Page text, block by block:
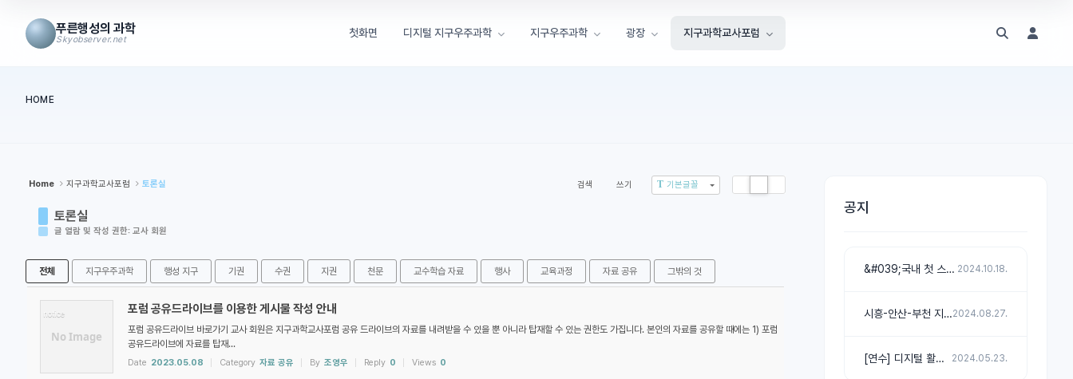
푸른행성의 과학
Skyobserver.net
첫화면 디지털 지구우주과학 지구우주과학 광장 지구과학교사포럼
HOME
공지
&#039;국내 첫 스테고사우르스 발자국 ... 2024.10.18.
시흥-안산-부천 지회 주관 『전곡항 및 ...2024.08.27.
[연수] 디지털 활용 수업 직무연수, 202... 2024.05.23.
Home 지구과학교사포럼 토론실 T 기본글꼴
검색 쓰기
토론실
글 열람 및 작성 권한: 교사 회원
전체 지구우주과학 행성 지구 기권 수권 지권 천문 교수학습 자료 행사 교육과정 자료 공유 그밖의 것
ListZineGallery
No Image
notice 포럼 공유드라이브를 이용한 게시물 작성 안내
포럼 공유드라이브 바로가기 교사 회원은 지구과학교사포럼 공유 드라이브의 자료를 내려받을 수 있을 뿐 아니라 탑재할 수 있는 권한도 가집니다. 본인의 자료를 공유할 때에는 1) 포럼
공유드라이브에 자료를 탑재...
Date 2023.05.08 Category 자료 공유 By 조영우 Reply 0 Views 0